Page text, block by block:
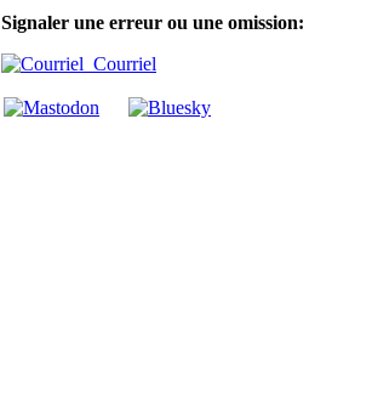
Signaler une erreur ou une omission:
Courriel